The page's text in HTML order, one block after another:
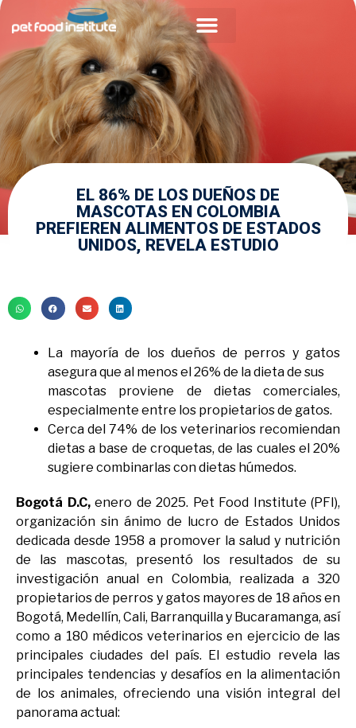
EL 86% DE LOS DUEÑOS DE
MASCOTAS EN COLOMBIA
PREFIEREN ALIMENTOS DE ESTADOS
UNIDOS, REVELA ESTUDIO
La mayoría de los dueños de perros y gatos
asegura que al menos el 26% de la dieta de sus
mascotas proviene de dietas comerciales,
especialmente entre los propietarios de gatos.
Cerca del 74% de los veterinarios recomiendan
dietas a base de croquetas, de las cuales el 20%
sugiere combinarlas con dietas húmedos.
Bogotá D.C, enero de 2025. Pet Food Institute (PFI),
organización sin ánimo de
lucro de Estados Unidos
dedicada desde 1958 a promover la salud y nutrición
de las mascotas, presentó los resultados de su
investigación anual en Colombia, realizada a 320
propietarios de perros y gatos mayores de 18 años en
Bogotá, Medellín, Cali, Barranquilla y Bucaramanga, así
como a 180 médicos veterinarios en ejercicio de las
principales ciudades del país. El estudio revela las
principales tendencias y desafíos en la alimentación
de los animales, ofreciendo una visión integral del
panorama actual: